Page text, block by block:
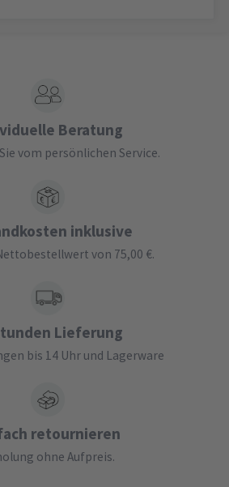
Beratung
vom persönlichen Service.
inklusive
von 75,00 €.
Lieferung
bis 14 Uhr und Lagerware
retournieren
ohne Aufpreis.